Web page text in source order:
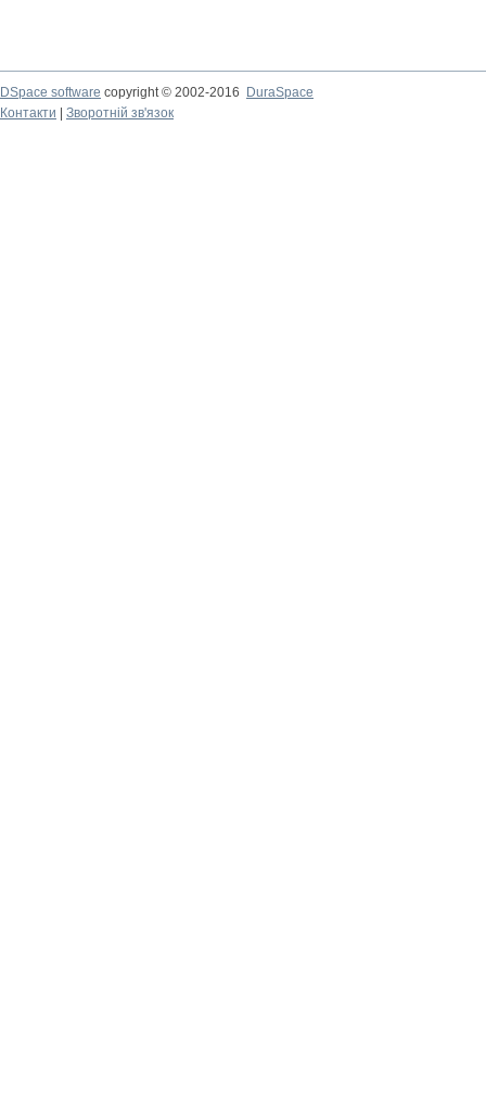
DSpace software copyright © 2002-2016
DuraSpace
Контакти
Зворотній зв'язок